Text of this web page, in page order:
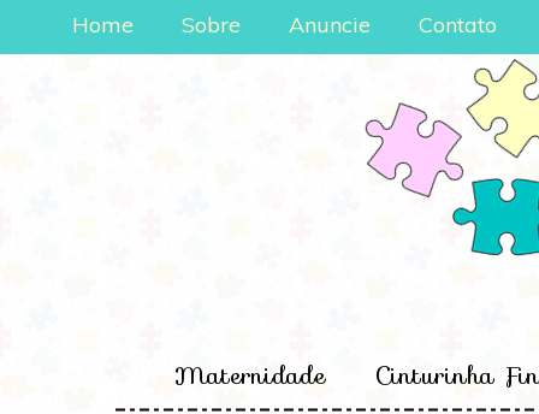
Maternidade Cinturinha
Home Sobre Anuncie Contato